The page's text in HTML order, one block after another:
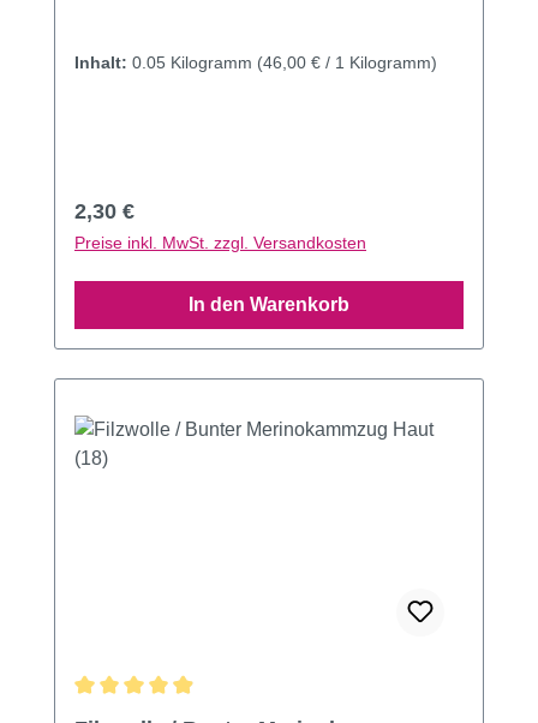
Inhalt: 0.05 Kilogramm (46,00 € / 1 Kilogramm)
Regulärer Preis:
2,30 €
Preise inkl. MwSt. zzgl. Versandkosten
In den Warenkorb